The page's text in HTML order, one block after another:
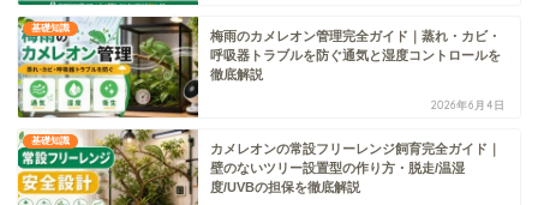
基礎知識
梅雨のカメレオン管理完全ガイド｜蒸れ・カビ・
呼吸器トラブルを防ぐ通気と湿度コントロールを
徹底解説
2026年6月4日
基礎知識
カメレオンの常設フリーレンジ飼育完全ガイド｜
壁のないツリー設置型の作り方・脱走/温湿
度/UVBの担保を徹底解説